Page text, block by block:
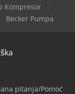
Kompresor
Becker Pumpa
pitanja/Pomoć